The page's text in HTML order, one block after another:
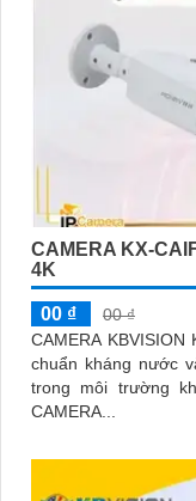
CAMERA KX-
4K
00 ₫
00 ₫
CAMERA
chuẩn kháng nước
trong môi trường khắc
CAMERA...